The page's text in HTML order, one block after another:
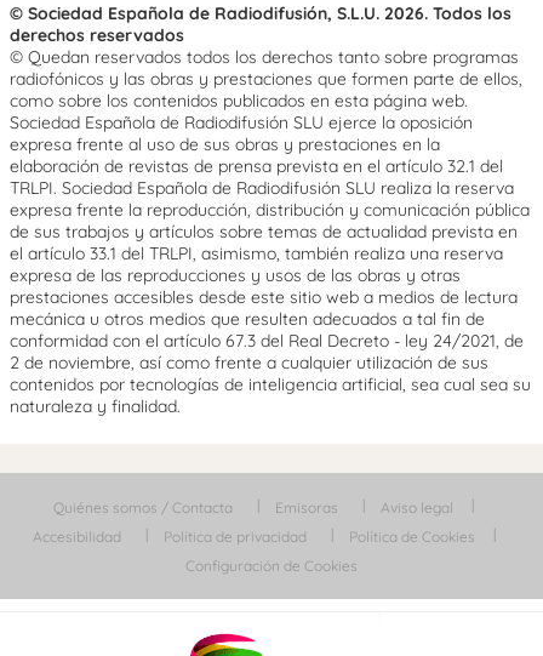
© Sociedad Española de Radiodifusión, S.L.U. 2026. Todos los
derechos reservados
© Quedan reservados todos los derechos tanto sobre programas
radiofónicos y las obras y prestaciones que formen parte de ellos,
como sobre los contenidos publicados en esta página web.
Sociedad Española de Radiodifusión SLU ejerce la oposición
expresa frente al uso de sus obras y prestaciones en la
elaboración de revistas de prensa prevista en el artículo 32.1 del
TRLPI. Sociedad Española de Radiodifusión SLU realiza la reserva
expresa frente la reproducción, distribución y comunicación pública
de sus trabajos y artículos sobre temas de actualidad prevista en
el artículo 33.1 del TRLPI, asimismo, también realiza una reserva
expresa de las reproducciones y usos de las obras y otras
prestaciones accesibles desde este sitio web a medios de lectura
mecánica u otros medios que resulten adecuados a tal fin de
conformidad con el artículo 67.3 del Real Decreto - ley 24/2021, de
2 de noviembre, así como frente a cualquier utilización de sus
contenidos por tecnologías de inteligencia artificial, sea cual sea su
naturaleza y finalidad.
Quiénes somos / Contacta Emisoras
Aviso legal
Accesibilidad
Política de privacidad
Política de Cookies
Configuración de Cookies